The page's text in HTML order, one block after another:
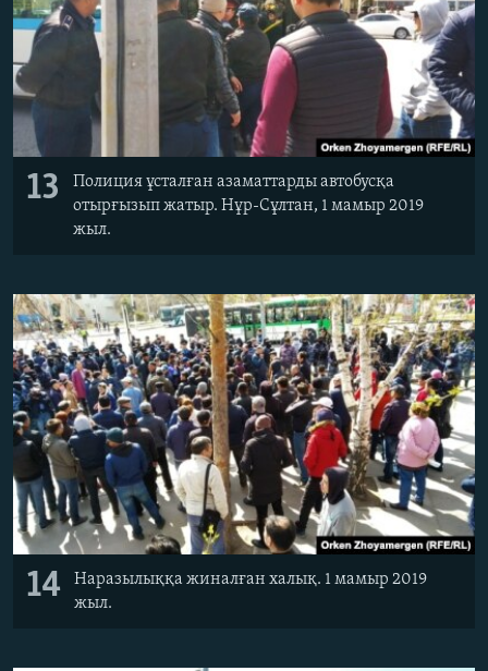
13
Полиция ұсталған азаматтарды автобусқа
отырғызып жатыр. Нұр-Сұлтан, 1 мамыр 2019
жыл.
14
Наразылыққа жиналған халық. 1 мамыр 2019
жыл.